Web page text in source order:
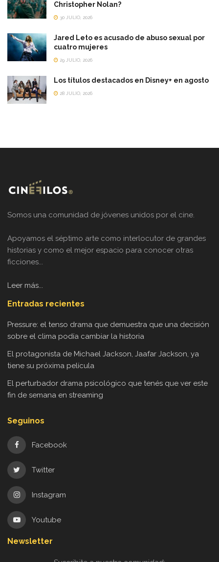
Christopher Nolan?
30 JULIO, 2026
Jared Leto es acusado de abuso sexual por
cuatro mujeres
29 JULIO, 2026
Los títulos destacados en Disney+ en agosto
28 JULIO, 2026
Somos una comunidad de jóvenes unidos por el cine.
Apoyamos el séptimo arte como interlocutor de grandes
historias y como el mejor espacio para conocer otras
ficciones...
Leer más...
Entradas recientes
Pressure: el tenso drama que demuestra que una decisión
sobre el clima podía cambiar la historia
El protagonista de Michael Jackson, Jaafar Jackson, ya
tiene su próxima película
El perturbador drama psicológico que tenés que ver este
fin de semana en streaming
Seguinos
Facebook
Twitter
Instagram
Youtube
Newsletter